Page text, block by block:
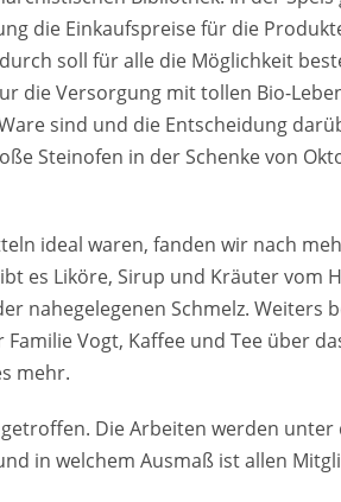
die Einkaufspreise für die
soll für alle die Möglichkeit
die Versorgung mit tollen Bio-
sind und die Entscheidung
Steinofen in der Schenke von
ideal waren, fanden wir nach
es Liköre, Sirup und Kräuter vom
nahegelegenen Schmelz.
Vogt, Kaffee und Tee über
mehr.
Die Arbeiten werden
in welchem Ausmaß ist allen